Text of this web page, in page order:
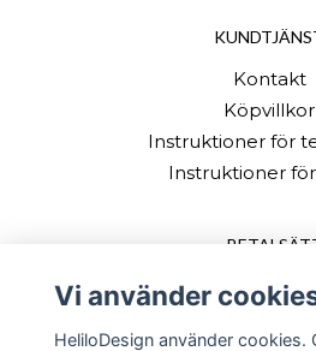
Kontakt
Köpvillkor
Instruktioner för
Instruktioner
Vi använder
HeliloDesign använder